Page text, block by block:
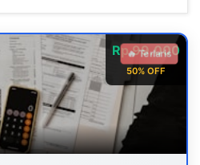
Rp 99.000
50% OFF
🔥 Terlaris